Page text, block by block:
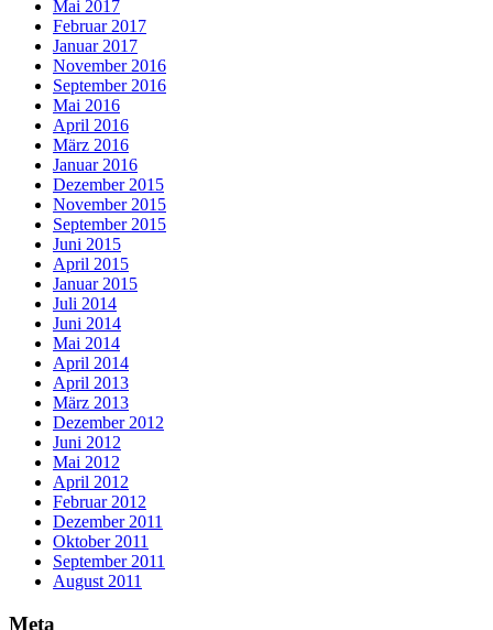
Mai 2017
Februar 2017
Januar 2017
November 2016
September 2016
Mai 2016
April 2016
März 2016
Januar 2016
Dezember 2015
November 2015
September 2015
Juni 2015
April 2015
Januar 2015
Juli 2014
Juni 2014
Mai 2014
April 2014
April 2013
März 2013
Dezember 2012
Juni 2012
Mai 2012
April 2012
Februar 2012
Dezember 2011
Oktober 2011
September 2011
August 2011
Meta